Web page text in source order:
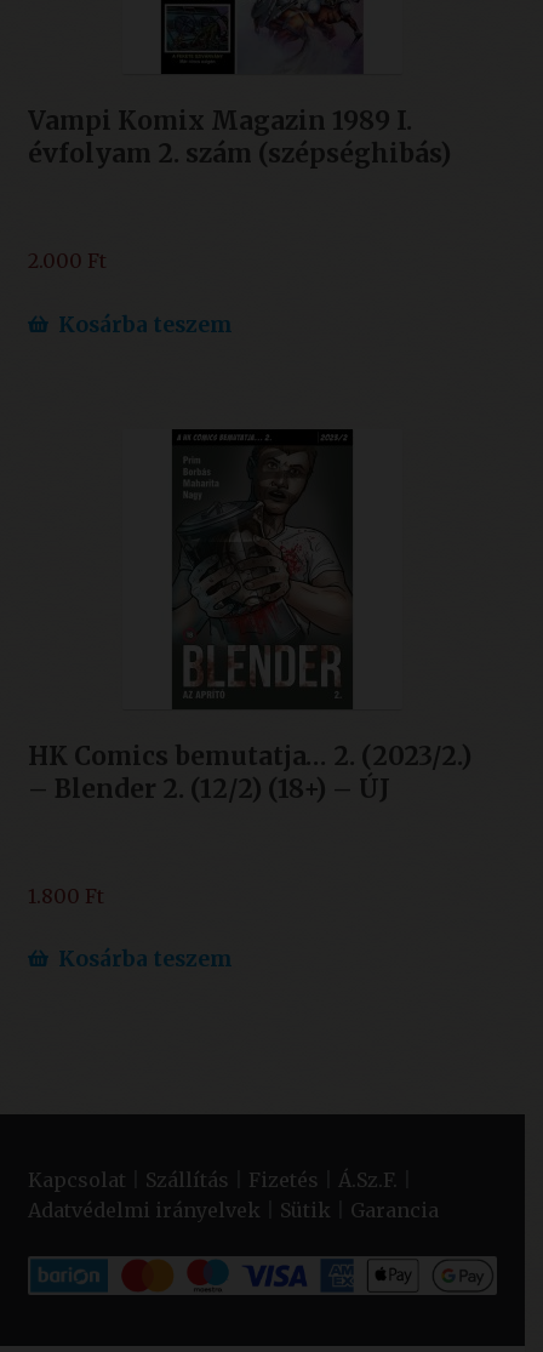
Vampi Komix Magazin 1989 I.
évfolyam 2. szám (szépséghibás)
2.000 Ft
Kosárba teszem
HK Comics bemutatja… 2. (2023/2.)
– Blender 2. (12/2) (18+) – ÚJ
1.800 Ft
Kosárba teszem
Kapcsolat Szállítás Fizetés Á.Sz.F.
Adatvédelmi irányelvek
Sütik Garancia